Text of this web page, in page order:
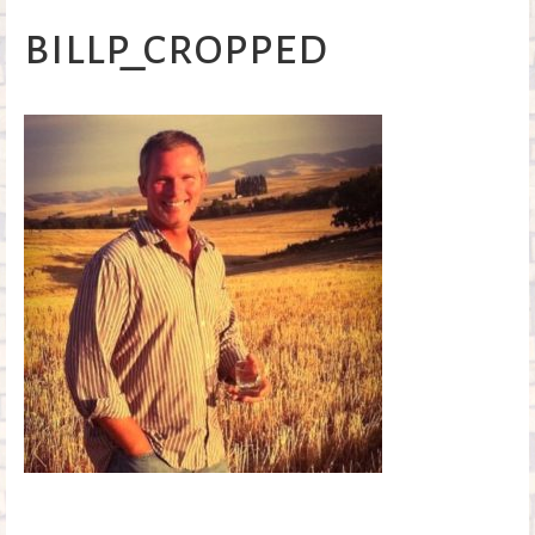
k
billp_cropped